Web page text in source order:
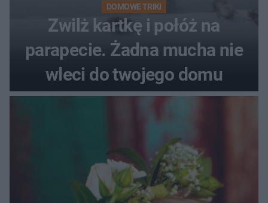
DOMOWE TRIKI
Zwilż kartkę i połóż na
parapecie. Żadna mucha nie
wleci do twojego domu